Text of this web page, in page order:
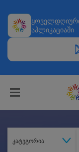
აპლიკაციაში
კატეგორია